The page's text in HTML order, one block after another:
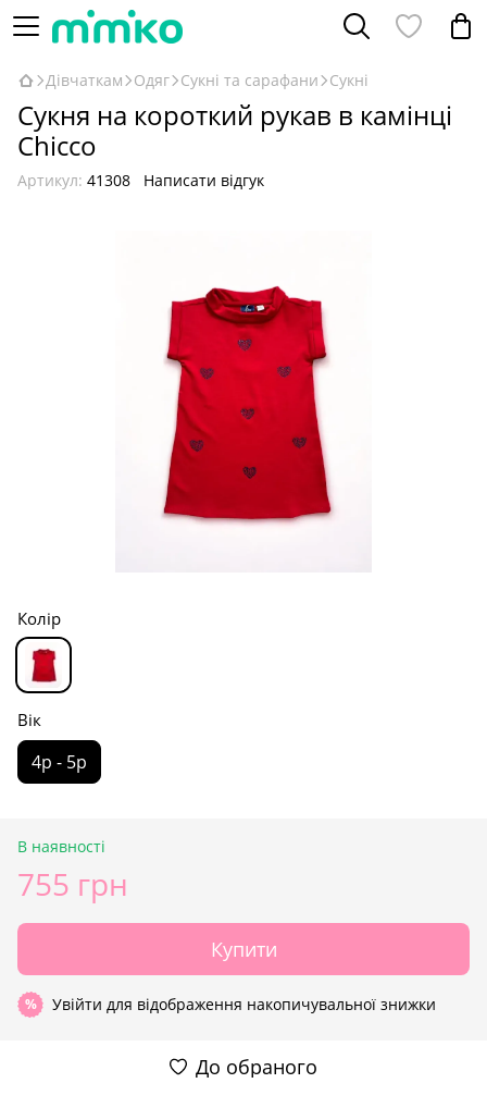
Дівчаткам Одяг Сукні та сарафани Сукні
Сукня на короткий рукав в камінці
Chicco
Артикул: 41308 Написати відгук
Колір
Вік
4р - 5р
В наявності
755 грн
Купити
% Увійти для відображення накопичувальної знижки
До обраного